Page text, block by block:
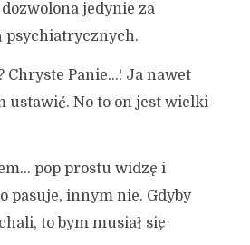
jedynie za
psychiatrycznych.
Chryste Panie…! Ja nawet
ustawić. No to on jest wielki
pop prostu widzę i
pasuje, innym nie. Gdyby
to bym musiał się